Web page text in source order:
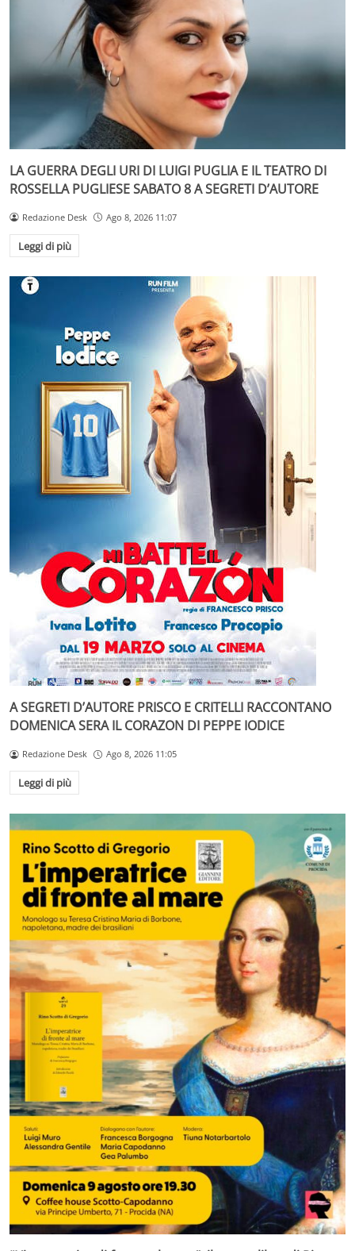
LA GUERRA DEGLI URI DI LUIGI PUGLIA E IL TEATRO DI
ROSSELLA PUGLIESE SABATO 8 A SEGRETI D’AUTORE
Redazione Desk Ago 8, 2026 11:07
Leggi di più
A SEGRETI D’AUTORE PRISCO E CRITELLI RACCONTANO
DOMENICA SERA IL CORAZON DI PEPPE IODICE
Redazione Desk Ago 8, 2026 11:05
Leggi di più